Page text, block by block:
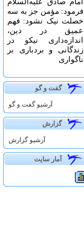
فرمود: مؤمن جز به سه
خصلت نیک نشود: فهم
عمیق در دین،
اندازه‌دارى نیکو در
زندگانى و بردبارى بر
ناگوارى
گفت و گو
آرشيو گفت و گو
گزارش
آرشيو گزارش
آمار سايت